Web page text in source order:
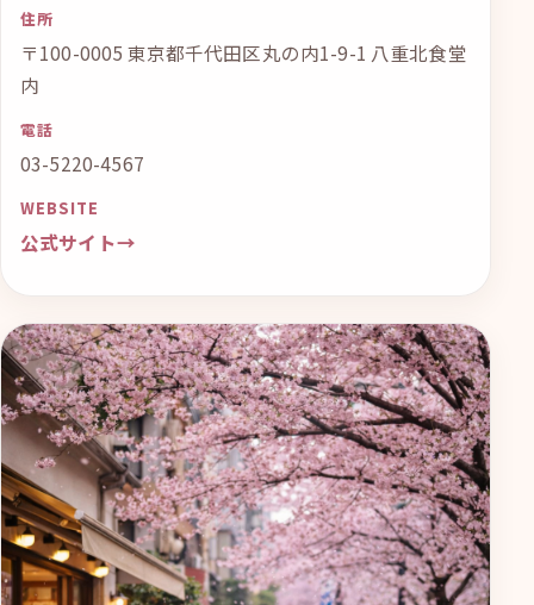
住所
〒100-0005 東京都千代田区丸の内1-9-1 八重北食堂
内
電話
03-5220-4567
WEBSITE
公式サイト